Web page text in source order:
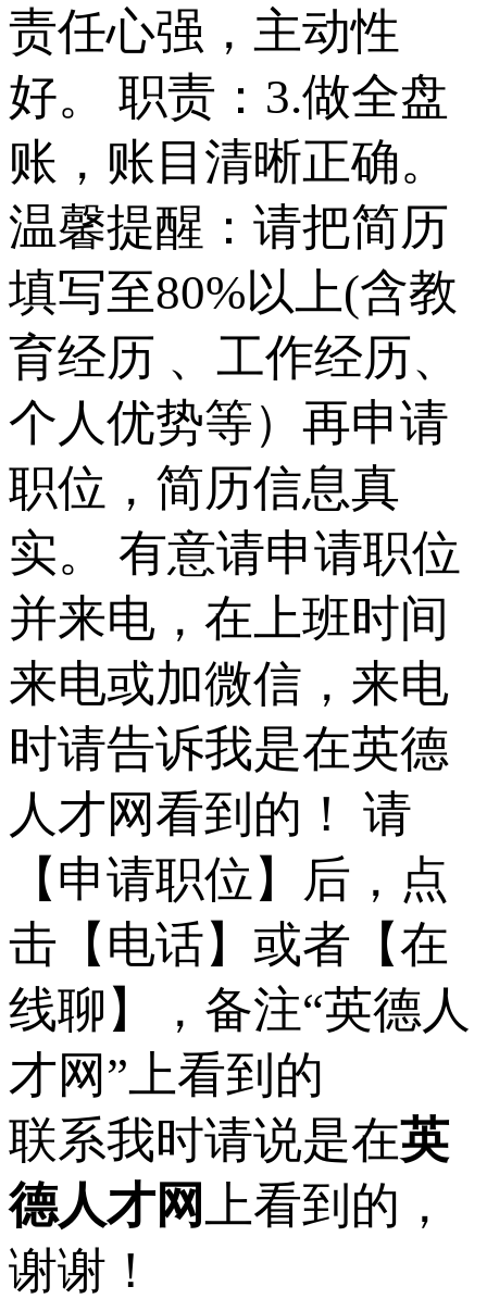
责任心强，主动性
好。 职责：3.做全盘
账，账目清晰正确。
温馨提醒：请把简历
填写至80%以上(含教
育经历 、工作经历、
个人优势等）再申请
职位，简历信息真
实。 有意请申请职位
并来电，在上班时间
来电或加微信，来电
时请告诉我是在英德
人才网看到的！ 请
【申请职位】后，点
击【电话】或者【在
线聊】，备注“英德人
才网”上看到的
联系我时请说是在英
德人才网
上看到的，
谢谢！